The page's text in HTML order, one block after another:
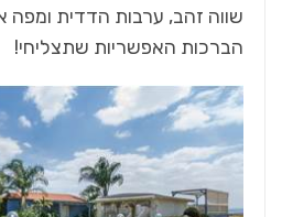
שווה זהב, ערבות הדדית
הברכות האפשריות שתצליחי!